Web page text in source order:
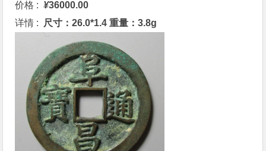
价格 :¥36000.00
详情 : 尺寸：26.0*1.4 重量：3.8g